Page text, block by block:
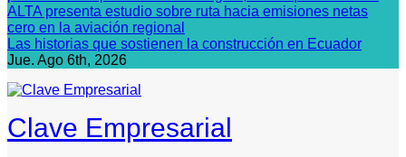
ALTA presenta estudio sobre ruta hacia emisiones netas
cero en la aviación regional
Las historias que sostienen la construcción en Ecuador
Jue. Ago 6th, 2026
Clave Empresarial